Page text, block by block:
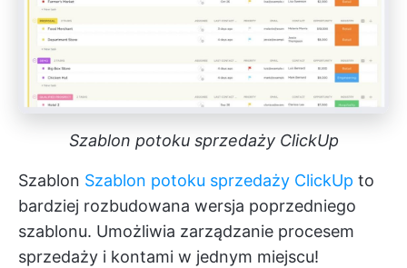
Szablon potoku sprzedaży ClickUp
Szablon Szablon potoku sprzedaży ClickUp to
bardziej rozbudowana wersja poprzedniego
szablonu. Umożliwia zarządzanie procesem
sprzedaży i kontami w jednym miejscu!